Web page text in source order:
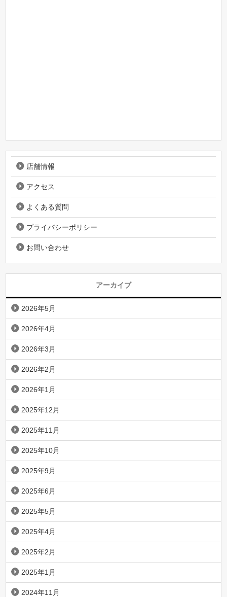
店舗情報
アクセス
よくある質問
プライバシーポリシー
お問い合わせ
アーカイブ
2026年5月
2026年4月
2026年3月
2026年2月
2026年1月
2025年12月
2025年11月
2025年10月
2025年9月
2025年6月
2025年5月
2025年4月
2025年2月
2025年1月
2024年11月